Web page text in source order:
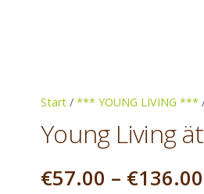
Start / *** YOUNG LIVING ***
Young Living
€57.00 – €136.00